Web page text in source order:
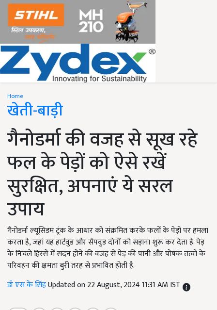
Home
खेती-बाड़ी
गैनोडर्मा की वजह से सूख रहे
फल के पेड़ों को ऐसे रखें
सुरक्षित, अपनाएं ये सरल
उपाय
गैनोडर्मा ल्यूसिडम ट्रंक के आधार को संक्रमित करके फलों के पेड़ों पर हमला
करता है, जहां यह हार्टवुड और सैपवुड दोनों को सड़ाना शुरू कर देता है. पेड़
के निचले हिस्से में सदन होने की वजह से पेड़ की पानी और पोषक तत्वों के
परिवहन की क्षमता बुरी तरह से प्रभावित होती है.
डॉ एस के सिंहUpdated on 22 August, 2024 11:31 AM IST